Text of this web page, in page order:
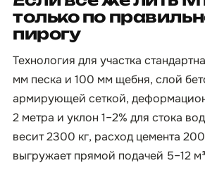
только по
пирогу
Технология для участка
мм песка и 100 мм щебня, слой
армирующей сеткой,
2 метра и уклон 1–2% для стока
весит 2300 кг, расход цемента
выгружает прямой подачей 5–12